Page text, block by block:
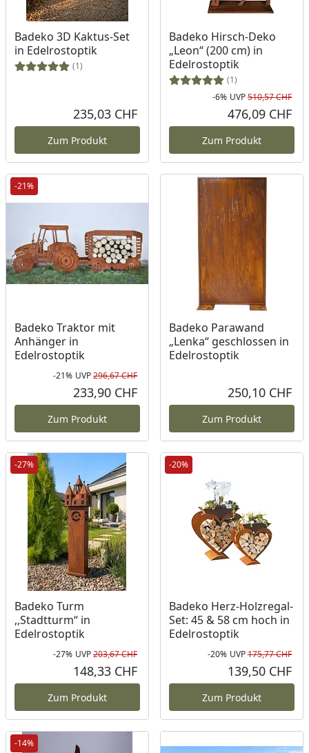
Badeko 3D Kaktus-Set
in Edelrostoptik
(1)
235,03 CHF
Zum Produkt
Badeko Hirsch-Deko
„Leon“ (200 cm) in
Edelrostoptik
(1)
-6% UVP510,57 CHF
476,09 CHF
Zum Produkt
-21%
Badeko Traktor mit
Anhänger in
Edelrostoptik
Rabatt in Prozent
-21%
Ursprünglicher Preis
UVP296,67 CHF
233,90 CHF
Zum Produkt
Badeko Parawand
„Lenka“ geschlossen in
Edelrostoptik
250,10 CHF
Zum Produkt
-27%
Badeko Turm
,,Stadtturm“ in
Edelrostoptik
Rabatt in Prozent
-27%
Ursprünglicher Preis
UVP203,67 CHF
148,33 CHF
Zum Produkt
-20%
Badeko Herz-Holzregal-
Set: 45 & 58 cm hoch in
Edelrostoptik
-20% UVP175,77 CHF
139,50 CHF
Zum Produkt
-14%